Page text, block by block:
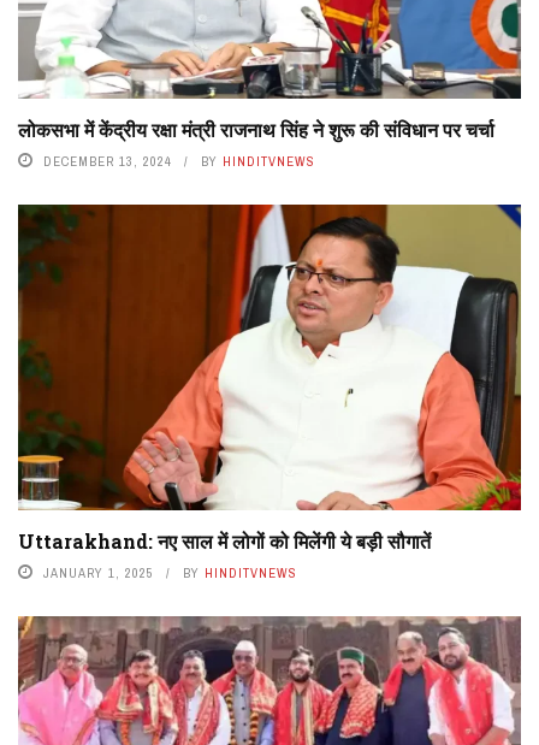
लोकसभा में केंद्रीय रक्षा मंत्री राजनाथ सिंह ने शुरू की संविधान पर चर्चा
DECEMBER 13, 2024 BY HINDITVNEWS
Uttarakhand: नए साल में लोगों को मिलेंगी ये बड़ी सौगातें
JANUARY 1, 2025 BY HINDITVNEWS